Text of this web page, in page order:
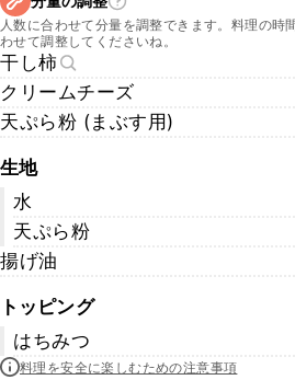
人数に合わせて分量を調整できます。料理の時
わせて調整してくださいね。
干し柿
クリームチーズ
天ぷら粉 (まぶす用)
生地
水
天ぷら粉
揚げ油
トッピング
はちみつ
料理を安全に楽しむための注意事項